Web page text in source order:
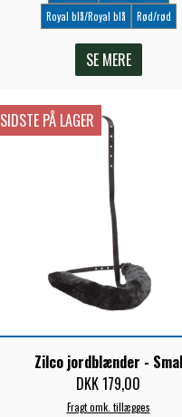
Royal blå/Royal blå
Rød/rød
SE MERE
SIDSTE PÅ LAGER
Zilco jordblænder - Smal
DKK 179,00
Fragt omk. tillægges